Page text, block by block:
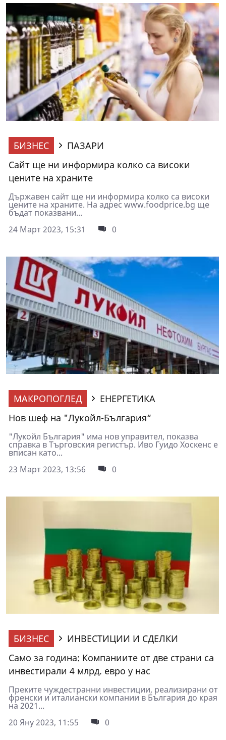
БИЗНЕС
ПАЗАРИ
Сайт ще ни информира колко са високи
цените на храните
Държавен сайт ще ни информира колко са високи
цените на храните. На адрес www.foodprice.bg ще
бъдат показвани...
24 Март 2023, 15:31
0
МАКРОПОГЛЕД
ЕНЕРГЕТИКА
Нов шеф на "Лукойл-България“
"Лукойл България" има нов управител, показва
справка в Търговския регистър. Иво Гуидо Хоскенс е
вписан като...
23 Март 2023, 13:56
0
БИЗНЕС
ИНВЕСТИЦИИ И СДЕЛКИ
Само за година: Компаниите от две страни са
инвестирали 4 млрд. евро у нас
Преките чуждестранни инвестиции, реализирани от
френски и италиански компании в България до края
на 2021...
20 Яну 2023, 11:55
0